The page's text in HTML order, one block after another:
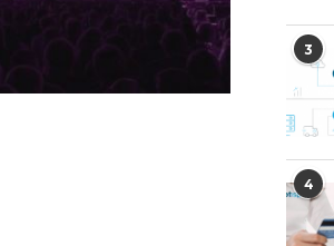
3
4